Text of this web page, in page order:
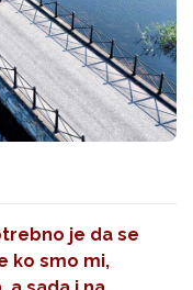
je da se
ko smo mi,